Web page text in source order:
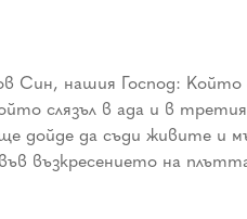
Син, нашия Господ:
слязъл в ада и в третия
дойде да съди живите и
възкресението на